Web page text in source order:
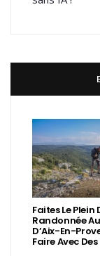
Faites Le Plein
Randonnée
D’Aix-En-
Faire Avec